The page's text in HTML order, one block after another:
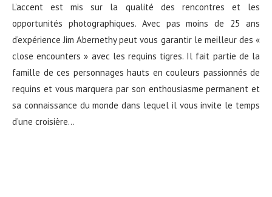
L’accent est mis sur la qualité des rencontres et les
opportunités photographiques. Avec pas moins de 25 ans
d’expérience Jim Abernethy peut vous garantir le meilleur des «
close encounters » avec les requins tigres. Il fait partie de la
famille de ces personnages hauts en couleurs passionnés de
requins et vous marquera par son enthousiasme permanent et
sa connaissance du monde dans lequel il vous invite le temps
d’une croisière…